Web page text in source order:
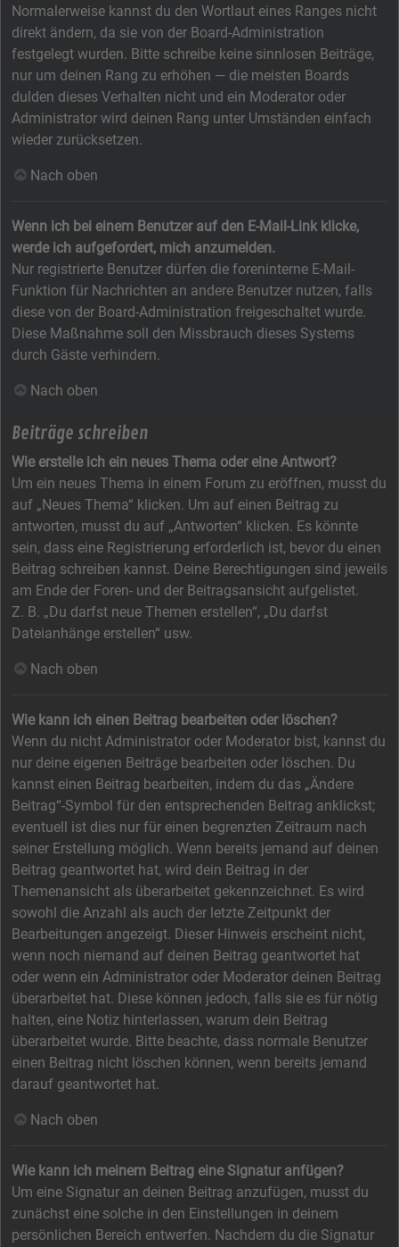
Normalerweise kannst du den Wortlaut eines Ranges nicht
direkt ändern, da sie von der Board-Administration
festgelegt wurden. Bitte schreibe keine sinnlosen Beiträge,
nur um deinen Rang zu erhöhen — die meisten Boards
dulden dieses Verhalten nicht und ein Moderator oder
Administrator wird deinen Rang unter Umständen einfach
wieder zurücksetzen.
Nach oben
Wenn ich bei einem Benutzer auf den E-Mail-Link klicke,
werde ich aufgefordert, mich anzumelden.
Nur registrierte Benutzer dürfen die foreninterne E-Mail-
Funktion für Nachrichten an andere Benutzer nutzen, falls
diese von der Board-Administration freigeschaltet wurde.
Diese Maßnahme soll den Missbrauch dieses Systems
durch Gäste verhindern.
Nach oben
Beiträge schreiben
Wie erstelle ich ein neues Thema oder eine Antwort?
Um ein neues Thema in einem Forum zu eröffnen, musst du
auf „Neues Thema“ klicken. Um auf einen Beitrag zu
antworten, musst du auf „Antworten“ klicken. Es könnte
sein, dass eine Registrierung erforderlich ist, bevor du einen
Beitrag schreiben kannst. Deine Berechtigungen sind jeweils
am Ende der Foren- und der Beitragsansicht aufgelistet.
Z. B. „Du darfst neue Themen erstellen“, „Du darfst
Dateianhänge erstellen“ usw.
Nach oben
Wie kann ich einen Beitrag bearbeiten oder löschen?
Wenn du nicht Administrator oder Moderator bist, kannst du
nur deine eigenen Beiträge bearbeiten oder löschen. Du
kannst einen Beitrag bearbeiten, indem du das „Ändere
Beitrag“-Symbol für den entsprechenden Beitrag anklickst;
eventuell ist dies nur für einen begrenzten Zeitraum nach
seiner Erstellung möglich. Wenn bereits jemand auf deinen
Beitrag geantwortet hat, wird dein Beitrag in der
Themenansicht als überarbeitet gekennzeichnet. Es wird
sowohl die Anzahl als auch der letzte Zeitpunkt der
Bearbeitungen angezeigt. Dieser Hinweis erscheint nicht,
wenn noch niemand auf deinen Beitrag geantwortet hat
oder wenn ein Administrator oder Moderator deinen Beitrag
überarbeitet hat. Diese können jedoch, falls sie es für nötig
halten, eine Notiz hinterlassen, warum dein Beitrag
überarbeitet wurde. Bitte beachte, dass normale Benutzer
einen Beitrag nicht löschen können, wenn bereits jemand
darauf geantwortet hat.
Nach oben
Wie kann ich meinem Beitrag eine Signatur anfügen?
Um eine Signatur an deinen Beitrag anzufügen, musst du
zunächst eine solche in den Einstellungen in deinem
persönlichen Bereich entwerfen. Nachdem du die Signatur